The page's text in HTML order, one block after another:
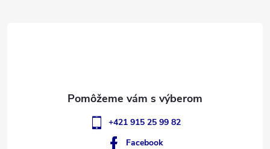
+421 915 25 99 82
Facebook